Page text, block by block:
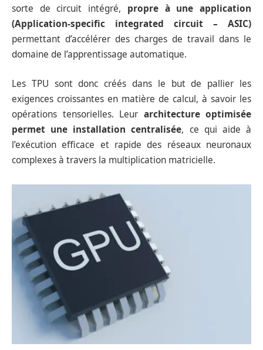
sorte de circuit intégré, propre à une application
(Application-specific integrated circuit – ASIC)
permettant d’accélérer des charges de travail dans le
domaine de l’apprentissage automatique.
Les TPU sont donc créés dans le but de pallier les
exigences croissantes en matière de calcul, à savoir les
opérations tensorielles. Leur architecture optimisée
permet une installation centralisée, ce qui aide à
l’exécution efficace et rapide des réseaux neuronaux
complexes à travers la multiplication matricielle.